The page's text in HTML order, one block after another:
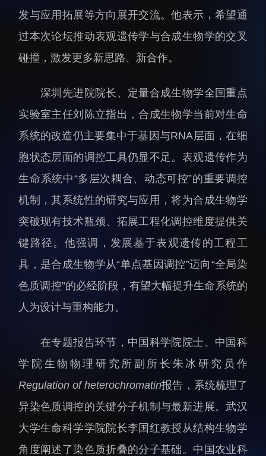
支撑平台处
产业发展中心
科研进展
科研诚信与伦理委员会
实验动物管理
分析测试中心
实验室建设与管理
生物安全管理
要闻播报
科研进展
综合新闻
合作交流
学术活动
媒体报道
档案频道
刊物与文化
科学普及
教育概况
学生活动
发与应用拓展等方向展开交流。他表示，希望通
过本次论坛推动表观遗传学与合成生物学的交叉
碰撞，激发更多新思路、新合作。
深圳先进院院长、定量合成生物学全国重点
实验室主任刘陈立指出，合成生物学当前对生命
系统的改造仍主要集中于基因与RNA层面，在细
胞状态层面的调控工具仍显不足。表观遗传作为
生命系统中“多层次耦合、动态可控”的重要调控
机制，其系统性的研究与应用，将为合成生物学
突破现有技术瓶颈、拓展工程化调控维度提供关
键路径。他强调，发展基于表观遗传的工程工
具，是合成生物学从“单点基因调控”迈向“全局染
色质调控”的必经阶段，有望大幅提升生命系统的
人为设计与重构能力。
在专题报告环节，中国科学院院士、中国科
学院生物物理研究所副所长朱冰研究员作
Regulation of heterochromatin报告，系统梳理了
异染色质调控的关键分子机制与最新进展。武汉
大学生命科学学院院长李国红教授从结构生物学
角度阐述了染色质折叠的分子基础。中国农业科